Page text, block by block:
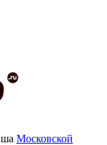
Московской